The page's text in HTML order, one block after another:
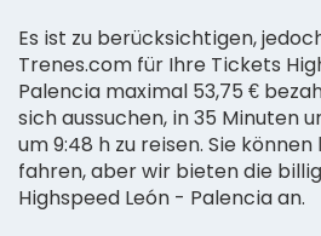
Es ist zu berücksichtigen,
Trenes.com für Ihre Tickets
Palencia maximal 53,75 €
sich aussuchen, in 35 Minuten
um 9:48 h zu reisen. Sie
fahren, aber wir bieten die
Highspeed León - Palencia an.